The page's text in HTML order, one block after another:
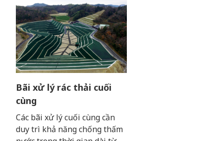
Bãi xử lý rác thải cuối
cùng
Các bãi xử lý cuối cùng cần
duy trì khả năng chống thấm